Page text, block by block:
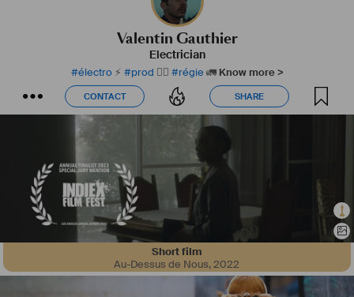
Valentin Gauthier
Electrician
#électro⚡️ #prod 🏃‍♂️ #régie 🚛 Know more >
CONTACT SHARE
CONTACT SHARE
Short film
Au-Dessus de Nous,2022